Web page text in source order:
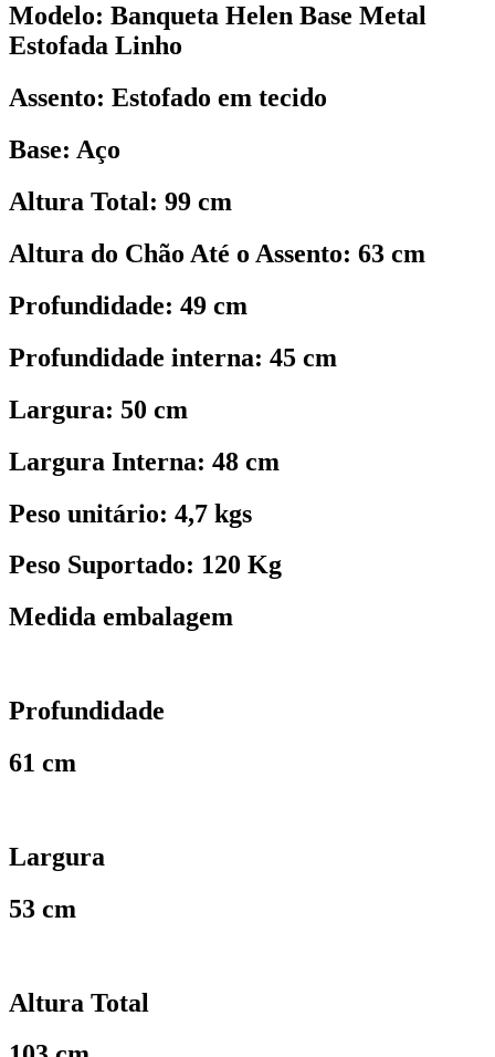
Modelo: Banqueta Helen Base Metal
Estofada Linho
Assento: Estofado em tecido
Base: Aço
Altura Total: 99 cm
Altura do Chão Até o Assento: 63 cm
Profundidade: 49 cm
Profundidade interna: 45 cm
Largura: 50 cm
Largura Interna: 48 cm
Peso unitário: 4,7 kgs
Peso Suportado: 120 Kg
Medida embalagem
Profundidade
61 cm
Largura
53 cm
Altura Total